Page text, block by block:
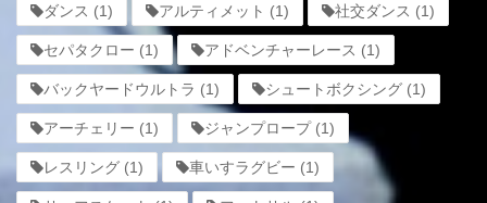
ダンス (1) アルティメット (1) 社交ダンス (1)
セパタクロー (1) アドベンチャーレース (1)
バックヤードウルトラ (1) シュートボクシング (1)
アーチェリー (1) ジャンプロープ(1)
レスリング (1) 車いすラグビー (1)